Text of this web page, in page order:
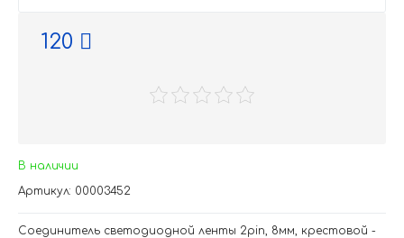
120
В наличии
Артикул: 00003452
Соединитель светодиодной ленты 2pin, 8мм, крестовой -